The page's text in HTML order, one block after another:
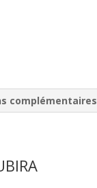
complémentaires